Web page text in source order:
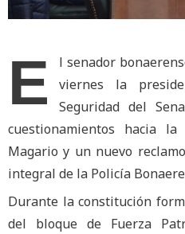
E
l senador
viernes la
Seguridad del
cuestionamientos hacia la
Magario y un nuevo
integral de la Policía
Durante la constitución
del bloque de Fuerza